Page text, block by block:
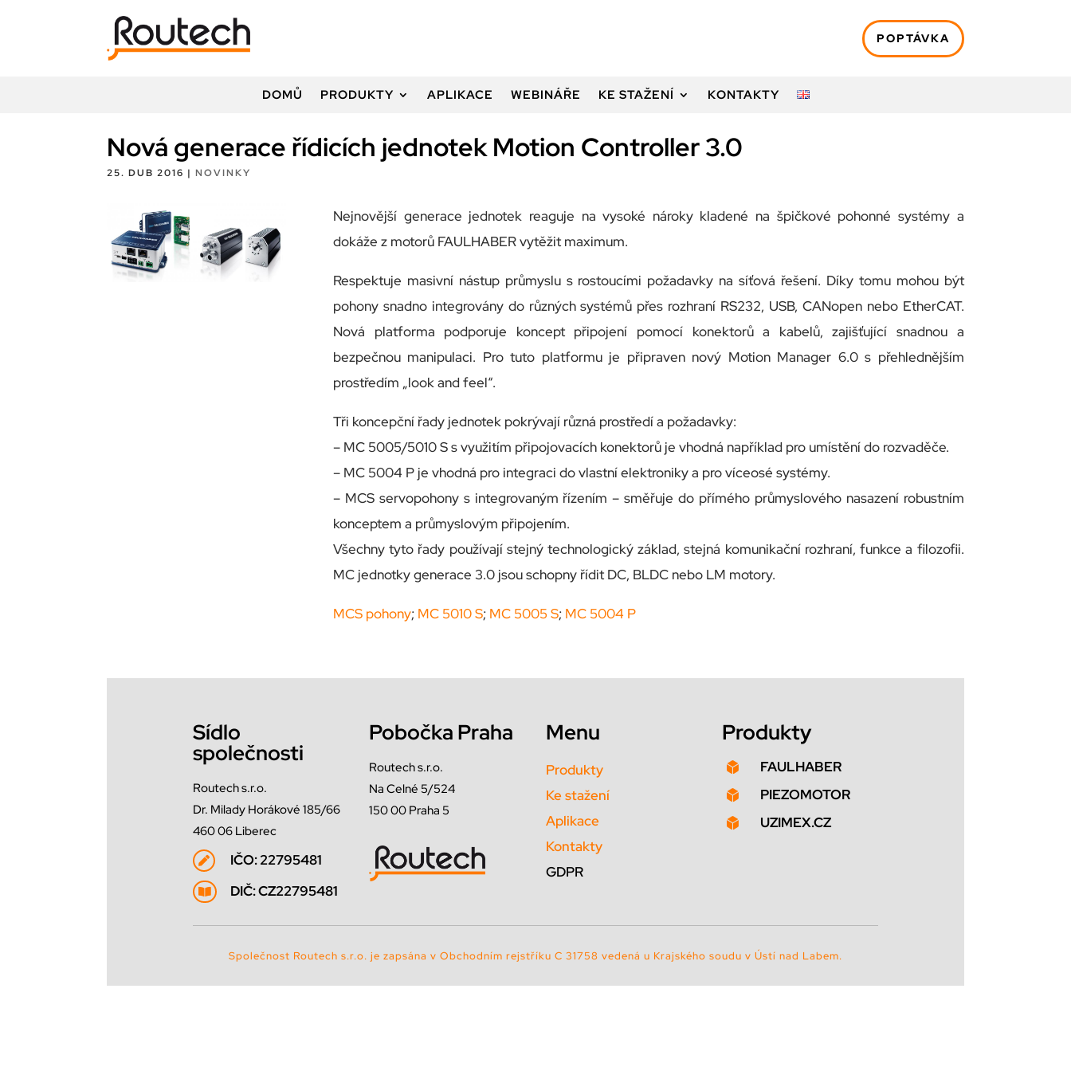
POPTÁVKA
DOMŮ PRODUKTY APLIKACE WEBINÁŘE KE STAŽENÍ KONTAKTY
Nová generace řídicích jednotek Motion Controller 3.0
25. DUB 2016 |NOVINKY
Nejnovější generace jednotek reaguje na vysoké nároky kladené na špičkové pohonné systémy a
dokáže z motorů FAULHABER vytěžit maximum.
Respektuje masivní nástup průmyslu s rostoucími požadavky na síťová řešení. Díky tomu mohou být
pohony snadno integrovány do různých systémů přes rozhraní RS232, USB, CANopen nebo EtherCAT.
Nová platforma podporuje koncept připojení pomocí konektorů a kabelů, zajišťující snadnou a
bezpečnou manipulaci. Pro tuto platformu je připraven nový Motion Manager 6.0 s přehlednějším
prostředím „look and feel“.
Tři koncepční řady jednotek pokrývají různá prostředí a požadavky:
– MC 5005/5010 S s využitím připojovacích konektorů je vhodná například pro umístění do rozvaděče.
– MC 5004 P je vhodná pro integraci do vlastní elektroniky a pro víceosé systémy.
– MCS servopohony s integrovaným řízením – směřuje do přímého průmyslového nasazení robustním
konceptem a průmyslovým připojením.
Všechny tyto řady používají stejný technologický základ, stejná komunikační rozhraní, funkce a filozofii.
MC jednotky generace 3.0 jsou schopny řídit DC, BLDC nebo LM motory.
MCS pohony; MC 5010 S; MC 5005 S; MC 5004 P
Sídlo
společnosti
Routech s.r.o.
Dr. Milady Horákové 185/66
460 06 Liberec
 IČO: 22795481
 DIČ: CZ22795481
Pobočka Praha
Routech s.r.o.
Na Celné 5/524
150 00 Praha 5
Menu
Produkty
Ke stažení
Aplikace
Kontakty
GDPR
Produkty
 FAULHABER
 PIEZOMOTOR
 UZIMEX.CZ
Společnost Routech s.r.o. je zapsána v Obchodním rejstříku C 31758 vedená u Krajského soudu v Ústí nad Labem.